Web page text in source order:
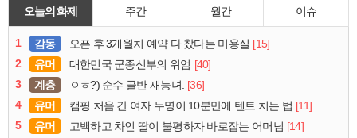
오늘의 화제 주간 월간 이슈
1 감동 오픈 후 3개월치 예약 다 찼다는 미용실 [15]
2
유머 대한민국 군종신부의 위엄 [40]
3
계층 ㅇㅎ?) 순수 골반 재능녀. [36]
4
유머 캠핑 처음 간 여자 두명이 10분만에 텐트 치는 법 [11]
5
유머 고백하고 차인 딸이 불평하자 바로잡는 어머님 [14]